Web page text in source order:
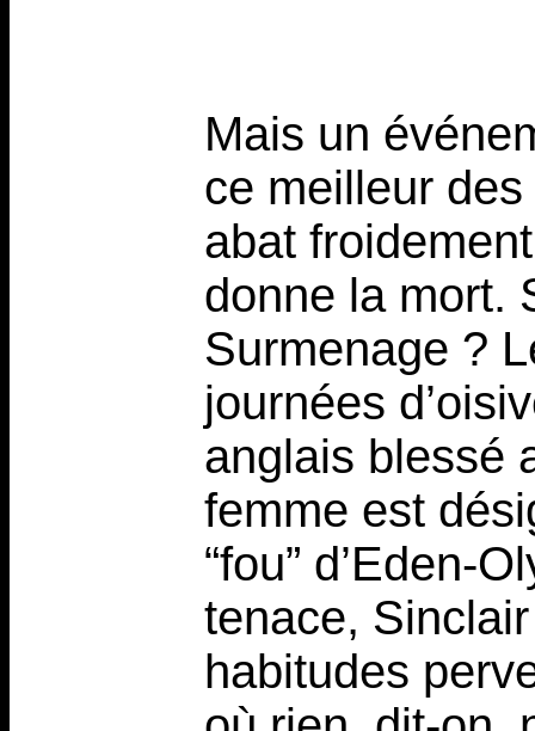
Mais un
ce meilleur
abat
donne la mort.
Surmenage ?
journées
anglais blessé
femme est
“fou” d’Eden-
tenace,
habitudes